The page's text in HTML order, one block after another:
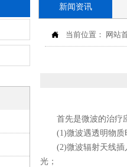
新闻资讯
 当前位置： 网站
首先是微波的治疗应
(1)微波遇透明物质时
(2)微波辐射天线插入
光；